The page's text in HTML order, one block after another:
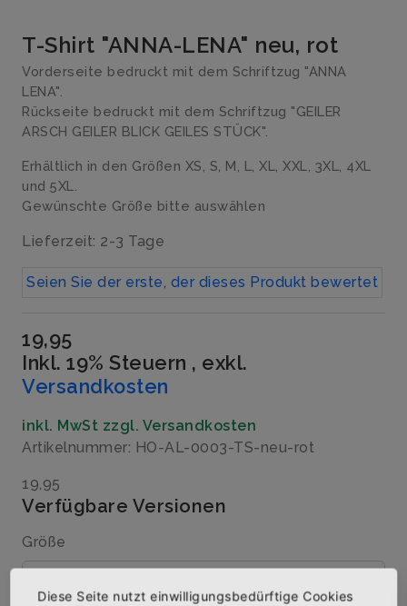
T-Shirt "ANNA-LENA" neu, rot
Vorderseite bedruckt mit dem Schriftzug "ANNA
LENA".
Rückseite bedruckt mit dem Schriftzug "GEILER
ARSCH GEILER BLICK GEILES STÜCK".
Erhältlich in den Größen XS, S, M, L, XL, XXL, 3XL, 4XL
und 5XL.
Gewünschte Größe bitte auswählen
Lieferzeit: 2-3 Tage
Seien Sie der erste, der dieses Produkt bewertet
19,95
Inkl. 19% Steuern , exkl.
Versandkosten
inkl. MwSt zzgl. Versandkosten
Artikelnummer: HO-AL-0003-TS-neu-rot
19,95
Verfügbare Versionen
Größe
Diese Seite nutzt einwilligungsbedürftige Cookies